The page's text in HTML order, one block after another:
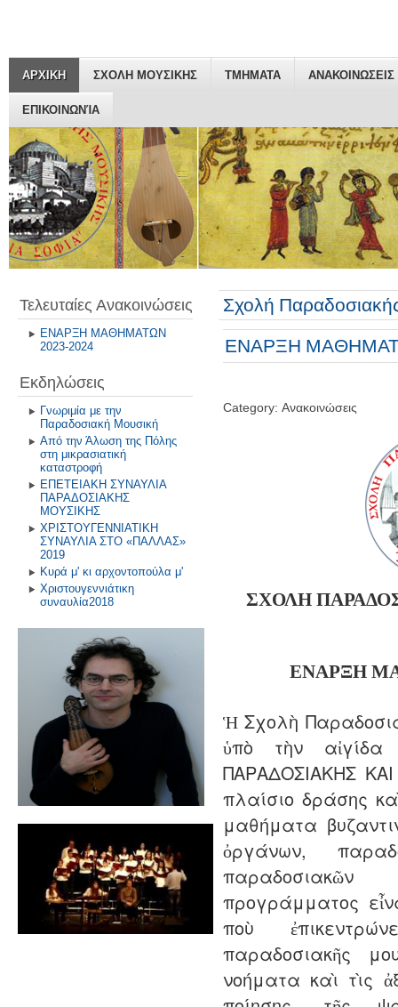
ΑΡΧΙΚΗ ΣΧΟΛΗ ΜΟΥΣΙΚΗΣ ΤΜΗΜΑΤΑ ΑΝΑΚΟΙΝΩΣΕΙΣ
ΕΠΙΚΟΙΝΩΝΊΑ
Τελευταίες Ανακοινώσεις
ΕΝΑΡΞΗ ΜΑΘΗΜΑΤΩΝ
2023-2024
Εκδηλώσεις
Γνωριμία με την
Παραδοσιακή Μουσική
Από την Άλωση της Πόλης
στη μικρασιατική
καταστροφή
ΕΠΕΤΕΙΑΚΗ ΣΥΝΑΥΛΙΑ
ΠΑΡΑΔΟΣΙΑΚΗΣ
ΜΟΥΣΙΚΗΣ
ΧΡΙΣΤΟΥΓΕΝΝΙΑΤΙΚΗ
ΣΥΝΑΥΛΙΑ ΣΤΟ «ΠΑΛΛΑΣ»
2019
Κυρά μ' κι αρχοντοπούλα μ'
Χριστουγεννιάτικη
συναυλία2018
Σχολή
ΕΝΑΡΞΗ
Category: Ανακοινώσεις
ΣΧΟΛΗ
ΕΝΑΡΞΗ
Ἡ Σχολὴ
ὑπὸ τὴν αἰγίδα
ΠΑΡΑΔΟΣΙΑΚΗΣ
πλαίσιο δράσης
μαθήματα
ὀργάνων,
προγράμματος
ποὺ
παραδοσιακῆς
νοήματα καὶ τὶς